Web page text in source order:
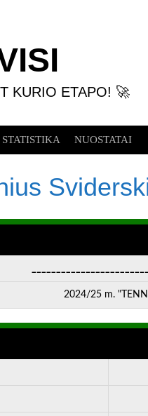
KURIO ETAPO! 🚀
NUOSTATAI
2024/25 m.